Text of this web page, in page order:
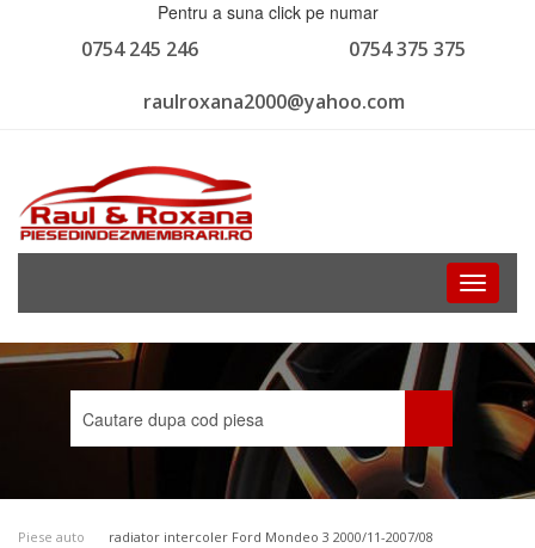
Pentru a suna click pe numar
0754 375 375
0754 245 246
raulroxana2000@yahoo.com
Toggle
Piese auto radiator intercoler Ford Mondeo 3 2000/11-2007/08